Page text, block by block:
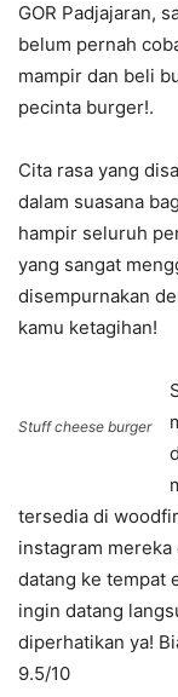
GOR Padjajaran,
belum pernah
mampir dan beli
pecinta burger!.
Cita rasa yang
dalam suasana
hampir seluruh
yang sangat
disempurnakan
kamu ketagihan!
Stuff cheese burger
tersedia di
instagram
datang ke tempat
ingin datang
diperhatikan ya!
9.5/10